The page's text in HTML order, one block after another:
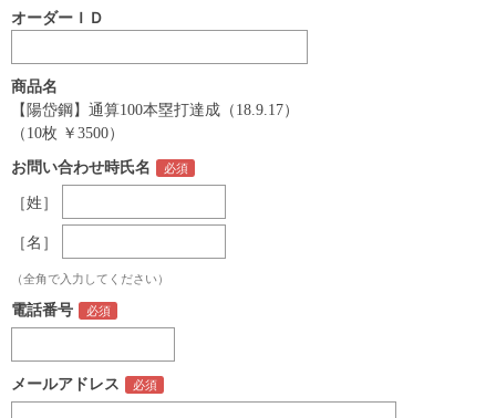
オーダーＩＤ
商品名
【陽岱鋼】通算100本塁打達成（18.9.17）
（10枚 ￥3500）
お問い合わせ時氏名
［姓］
［名］
（全角で入力してください）
電話番号
メールアドレス